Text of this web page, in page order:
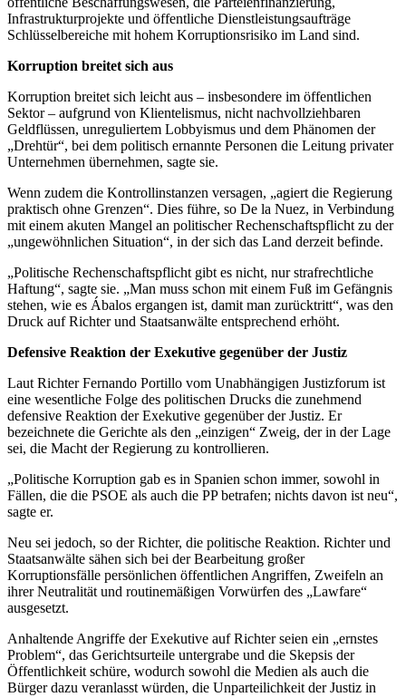
Infrastrukturprojekte und öffentliche Dienstleistungsaufträge
Schlüsselbereiche mit hohem Korruptionsrisiko im Land sind.
Korruption breitet sich aus
Korruption breitet sich leicht aus – insbesondere im öffentlichen
Sektor – aufgrund von Klientelismus, nicht nachvollziehbaren
Geldflüssen, unreguliertem Lobbyismus und dem Phänomen der
„Drehtür“, bei dem politisch ernannte Personen die Leitung privater
Unternehmen übernehmen, sagte sie.
Wenn zudem die Kontrollinstanzen versagen, „agiert die Regierung
praktisch ohne Grenzen“. Dies führe, so De la Nuez, in Verbindung
mit einem akuten Mangel an politischer Rechenschaftspflicht zu der
„ungewöhnlichen Situation“, in der sich das Land derzeit befinde.
„Politische Rechenschaftspflicht gibt es nicht, nur strafrechtliche
Haftung“, sagte sie. „Man muss schon mit einem Fuß im Gefängnis
stehen, wie es Ábalos ergangen ist, damit man zurücktritt“, was den
Druck auf Richter und Staatsanwälte entsprechend erhöht.
Defensive Reaktion der Exekutive gegenüber der Justiz
Laut Richter Fernando Portillo vom Unabhängigen Justizforum ist
eine wesentliche Folge des politischen Drucks die zunehmend
defensive Reaktion der Exekutive gegenüber der Justiz. Er
bezeichnete die Gerichte als den „einzigen“ Zweig, der in der Lage
sei, die Macht der Regierung zu kontrollieren.
„Politische Korruption gab es in Spanien schon immer, sowohl in
Fällen, die die PSOE als auch die PP betrafen; nichts davon ist neu“,
sagte er.
Neu sei jedoch, so der Richter, die politische Reaktion. Richter und
Staatsanwälte sähen sich bei der Bearbeitung großer
Korruptionsfälle persönlichen öffentlichen Angriffen, Zweifeln an
ihrer Neutralität und routinemäßigen Vorwürfen des „Lawfare“
ausgesetzt.
Anhaltende Angriffe der Exekutive auf Richter seien ein „ernstes
Problem“, das Gerichtsurteile untergrabe und die Skepsis der
Öffentlichkeit schüre, wodurch sowohl die Medien als auch die
Bürger dazu veranlasst würden, die Unparteilichkeit der Justiz in